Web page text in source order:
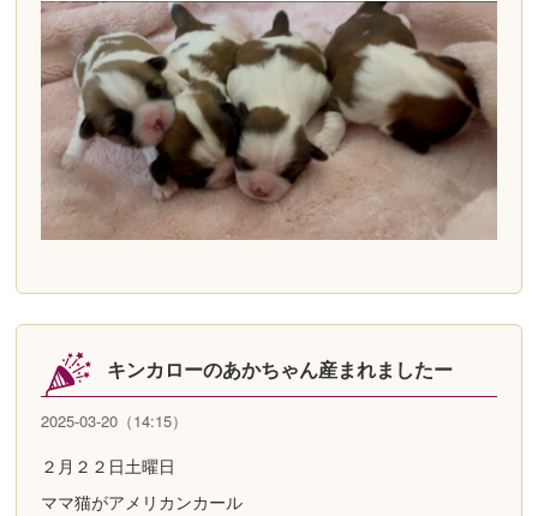
キンカローのあかちゃん産まれましたー
2025-03-20（14:15）
２月２２日土曜日
ママ猫がアメリカンカール